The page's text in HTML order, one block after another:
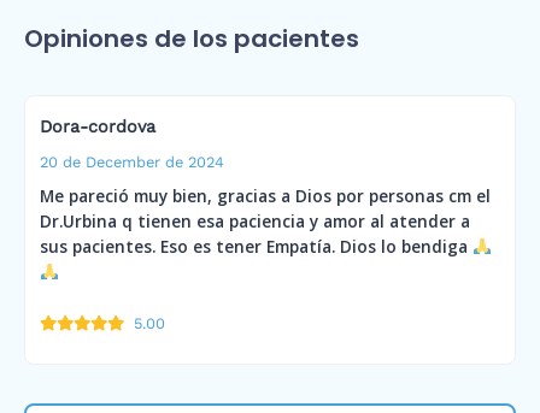
Opiniones de los pacientes
Dora-cordova
20 de December de 2024
Me pareció muy bien, gracias a Dios por personas cm el
Dr.Urbina q tienen esa paciencia y amor al atender a
sus pacientes. Eso es tener Empatía. Dios lo bendiga
5.00